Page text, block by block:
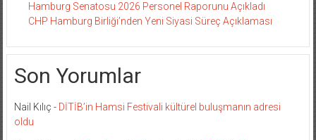
Hamburg Senatosu 2026 Personel Raporunu Açıkladı
CHP Hamburg Birliği’nden Yeni Siyasi Süreç Açıklaması
Son Yorumlar
Nail Kılıç - DİTİB’in Hamsi Festivali kültürel buluşmanın adresi
oldu